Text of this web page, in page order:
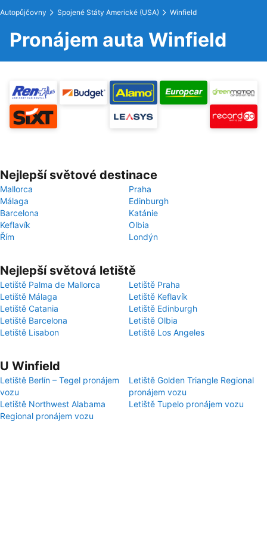
Autopůjčovny Spojené Státy Americké (USA) Winfield
Pronájem auta Winfield
Nejlepší světové destinace
Mallorca
Praha
Málaga
Edinburgh
Barcelona
Katánie
Keflavík
Olbia
Řím
Londýn
Nejlepší světová letiště
Letiště Palma de Mallorca
Letiště Praha
Letiště Málaga
Letiště Keflavík
Letiště Catania
Letiště Edinburgh
Letiště Barcelona
Letiště Olbia
Letiště Lisabon
Letiště Los Angeles
U Winfield
Letiště Berlín – Tegel pronájem
vozu
Letiště Golden Triangle Regional
pronájem vozu
Letiště Northwest Alabama
Regional pronájem vozu
Letiště Tupelo pronájem vozu